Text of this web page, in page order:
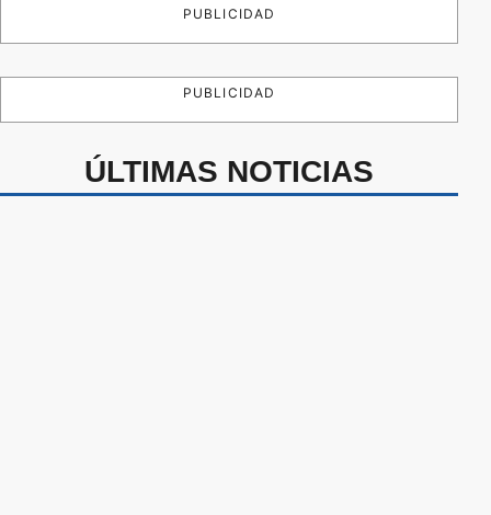
PUBLICIDAD
PUBLICIDAD
ÚLTIMAS NOTICIAS